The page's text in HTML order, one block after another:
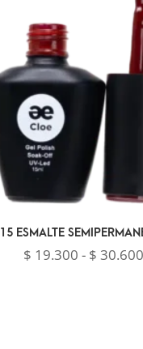
15 ESMALTE
$ 19.300 - $ 30.600